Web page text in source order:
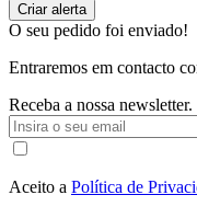
O seu pedido foi enviado!
Entraremos em contacto
Receba a nossa newsletter.
Aceito a Política de